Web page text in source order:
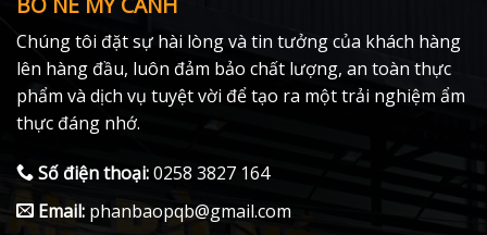
Chúng tôi đặt sự hài lòng và tin tưởng của khách hàng
lên hàng đầu, luôn đảm bảo chất lượng, an toàn thực
phẩm và dịch vụ tuyệt vời để tạo ra một trải nghiệm ẩm
thực đáng nhớ.
Số điện thoại:0258 3827 164
Email: phanbaopqb@gmail.com